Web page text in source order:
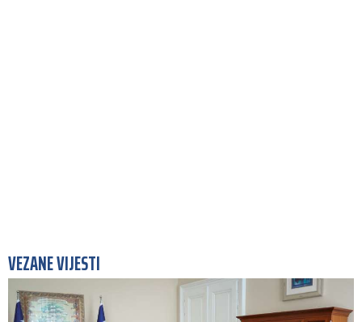
VEZANE VIJESTI